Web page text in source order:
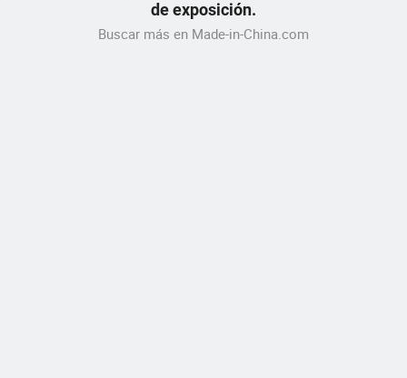
de exposición.
Buscar más en Made-in-China.com